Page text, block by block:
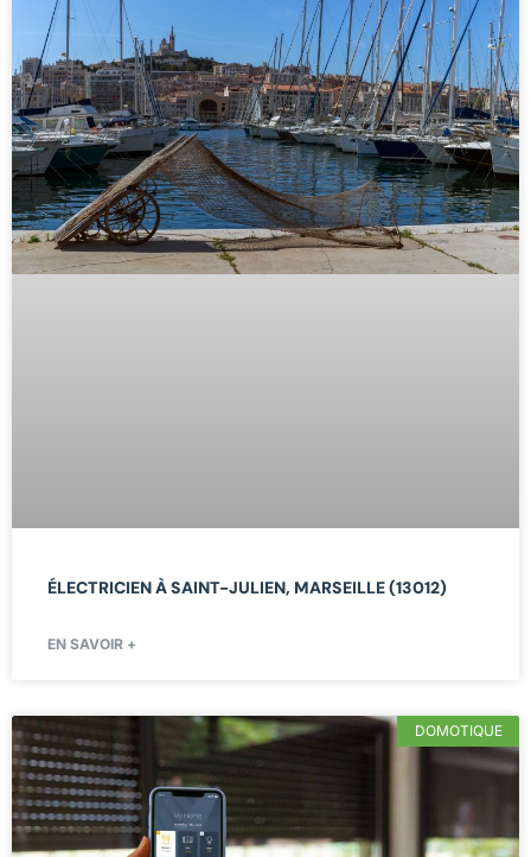
ÉLECTRICIEN À SAINT-JULIEN, MARSEILLE (13012)
EN SAVOIR +
DOMOTIQUE